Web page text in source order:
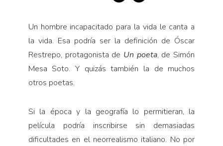
Relecturas
Sociedad
Turismo accidental
Vidas paralelas
Voces y lecturas
Un hombre incapacitado para la vida le canta a
la vida. Esa podría ser la definición de Óscar
Restrepo, protagonista de Un poeta, de Simón
Mesa Soto. Y quizás también la de muchos
otros poetas.
Si la época y la geografía lo permitieran, la
película podría inscribirse sin demasiadas
dificultades en el neorrealismo italiano. No por